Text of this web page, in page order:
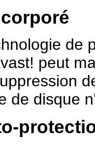
de
peut
de disque